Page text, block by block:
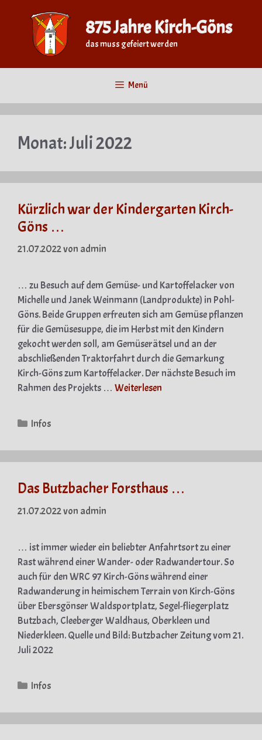
springen
875 Jahre Kirch-Göns
das muss gefeiert werden
Menü
Monat:Juli 2022
Kürzlich war der Kindergarten Kirch-
Göns …
21.07.2022von admin
… zu Besuch auf dem Gemüse- und Kartoffelacker von
Michelle und Janek Weinmann (Landprodukte) in Pohl-
Göns. Beide Gruppen erfreuten sich am Gemüse pflanzen
für die Gemüsesuppe, die im Herbst mit den Kindern
gekocht werden soll, am Gemüserätsel und an der
abschließenden Traktorfahrt durch die Gemarkung
Kirch-Göns zum Kartoffelacker. Der nächste Besuch im
Rahmen des Projekts … Weiterlesen
Kategorien
Infos
Das Butzbacher Forsthaus …
21.07.2022von admin
… ist immer wieder ein beliebter Anfahrtsort zu einer
Rast während einer Wander- oder Radwandertour. So
auch für den WRC 97 Kirch-Göns während einer
Radwanderung in heimischem Terrain von Kirch-Göns
über Ebersgönser Waldsportplatz, Segel-fliegerplatz
Butzbach, Cleeberger Waldhaus, Oberkleen und
Niederkleen. Quelle und Bild: Butzbacher Zeitung vom 21.
Juli 2022
Kategorien
Infos